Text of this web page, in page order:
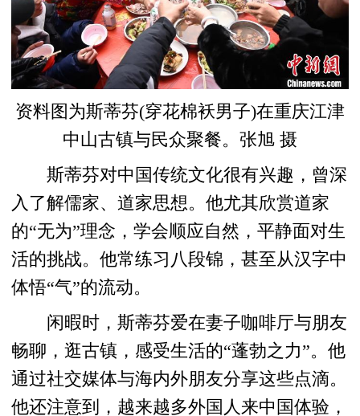
资料图为斯蒂芬(穿花棉袄男子)在重庆江津
中山古镇与民众聚餐。张旭 摄
斯蒂芬对中国传统文化很有兴趣，曾深
入了解儒家、道家思想。他尤其欣赏道家
的“无为”理念，学会顺应自然，平静面对生
活的挑战。他常练习八段锦，甚至从汉字中
体悟“气”的流动。
闲暇时，斯蒂芬爱在妻子咖啡厅与朋友
畅聊，逛古镇，感受生活的“蓬勃之力”。他
通过社交媒体与海内外朋友分享这些点滴。
他还注意到，越来越多外国人来中国体验，